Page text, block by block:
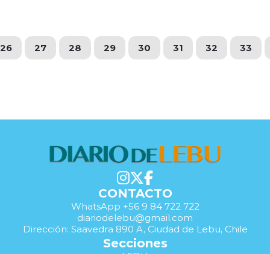
26 27 28 29 30 31 32 33
CONTACTO
WhatsApp +56 9 84 722 722
diariodelebu@gmail.com
Dirección: Saavedra 890 A, Ciudad de Lebu, Chile
Secciones